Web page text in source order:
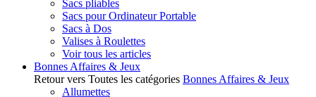
Sacs pliables
Sacs pour Ordinateur Portable
Sacs à Dos
Valises à Roulettes
Voir tous les articles
Bonnes Affaires & Jeux
Retour vers Toutes les catégories Bonnes Affaires & Jeux
Allumettes